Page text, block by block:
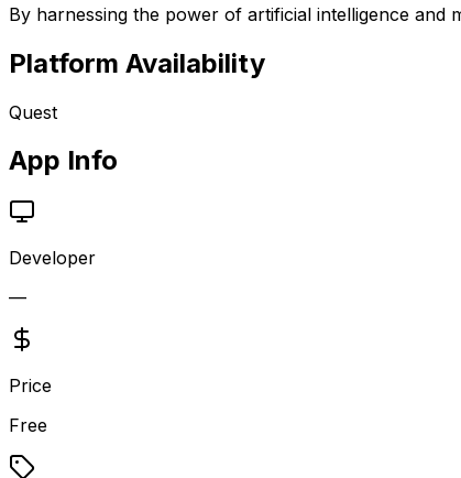
By harnessing the power of artificial intelligence
Platform Availability
Quest
App Info
Developer
—
Price
Free